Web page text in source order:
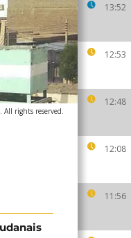
13:52
12:53
12:48
12:08
11:56
All rights reserved.